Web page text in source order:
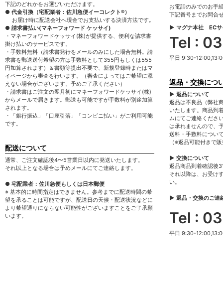
下記のどれかをお選びいただけます。
● 代金引換（宅配業者：佐川急便イーコレクト®）
お届け時に配送会社へ現金でお支払いする決済方法です｡
● 請求書払い(マネーフォワード ケッサイ)
・マネーフォワードケッサイ(株)が提供する、便利な請求書
掛け払いのサービスです。
・手数料無料（請求書発行をメールのみにした場合無料。請
求書を郵送送付希望の方は手数料として355円もしくは555
円加算されます）＆書類等提出不要で、新規登録時またはマ
イページから審査を行います。（審査によってはご希望に添
えない場合がございます、予めご了承ください）
・請求書はご注文の翌月初にマネーフォワードケッサイ(株)
からメールで届きます。郵送も可能ですが手数料が別途加算
されます。
・「銀行振込」「口座引落」「コンビニ払い」がご利用可能
です。
配送について
通常、ご注文確認後4〜5営業日以内に発送いたします。
それ以上となる場合は予めメールにてご連絡します。
● 宅配業者：佐川急便もしくは日本郵便
※ 基本的に時間指定はできません。参考までに配送時間の希
望を承ることは可能ですが、配送日の天候・配送状況などに
より希望通りにならない可能性がございますことをご了承願
います。
お電話のみでのお手
下記番号までお問合
▶ マグナ本社 ECサ
Tel :
平日 9:30-
返品・交換につ
▶ 返品について
返品は不良品（弊社
いたします。商品到
ムにてご連絡くださ
は承れませんので、
送料・手数料につい
（※返品可能付きで
▶ 交換について
返品商品到着確認後
それ以降は、お受け
い。
▶ 返品・交換のご連
Tel :
平日 9:30-